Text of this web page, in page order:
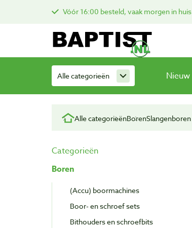
Vóór 16:00 besteld, vaak morgen in huis
Alle categorieën Nieuw
Alle categorieënBorenSlangenboren
Categorieën
Boren
(Accu) boormachines
Boor- en schroef sets
Bithouders en schroefbits